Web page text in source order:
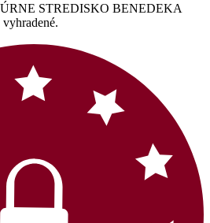
STREDISKO BENEDEKA